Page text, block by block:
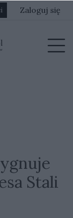
Zaloguj się
Stali